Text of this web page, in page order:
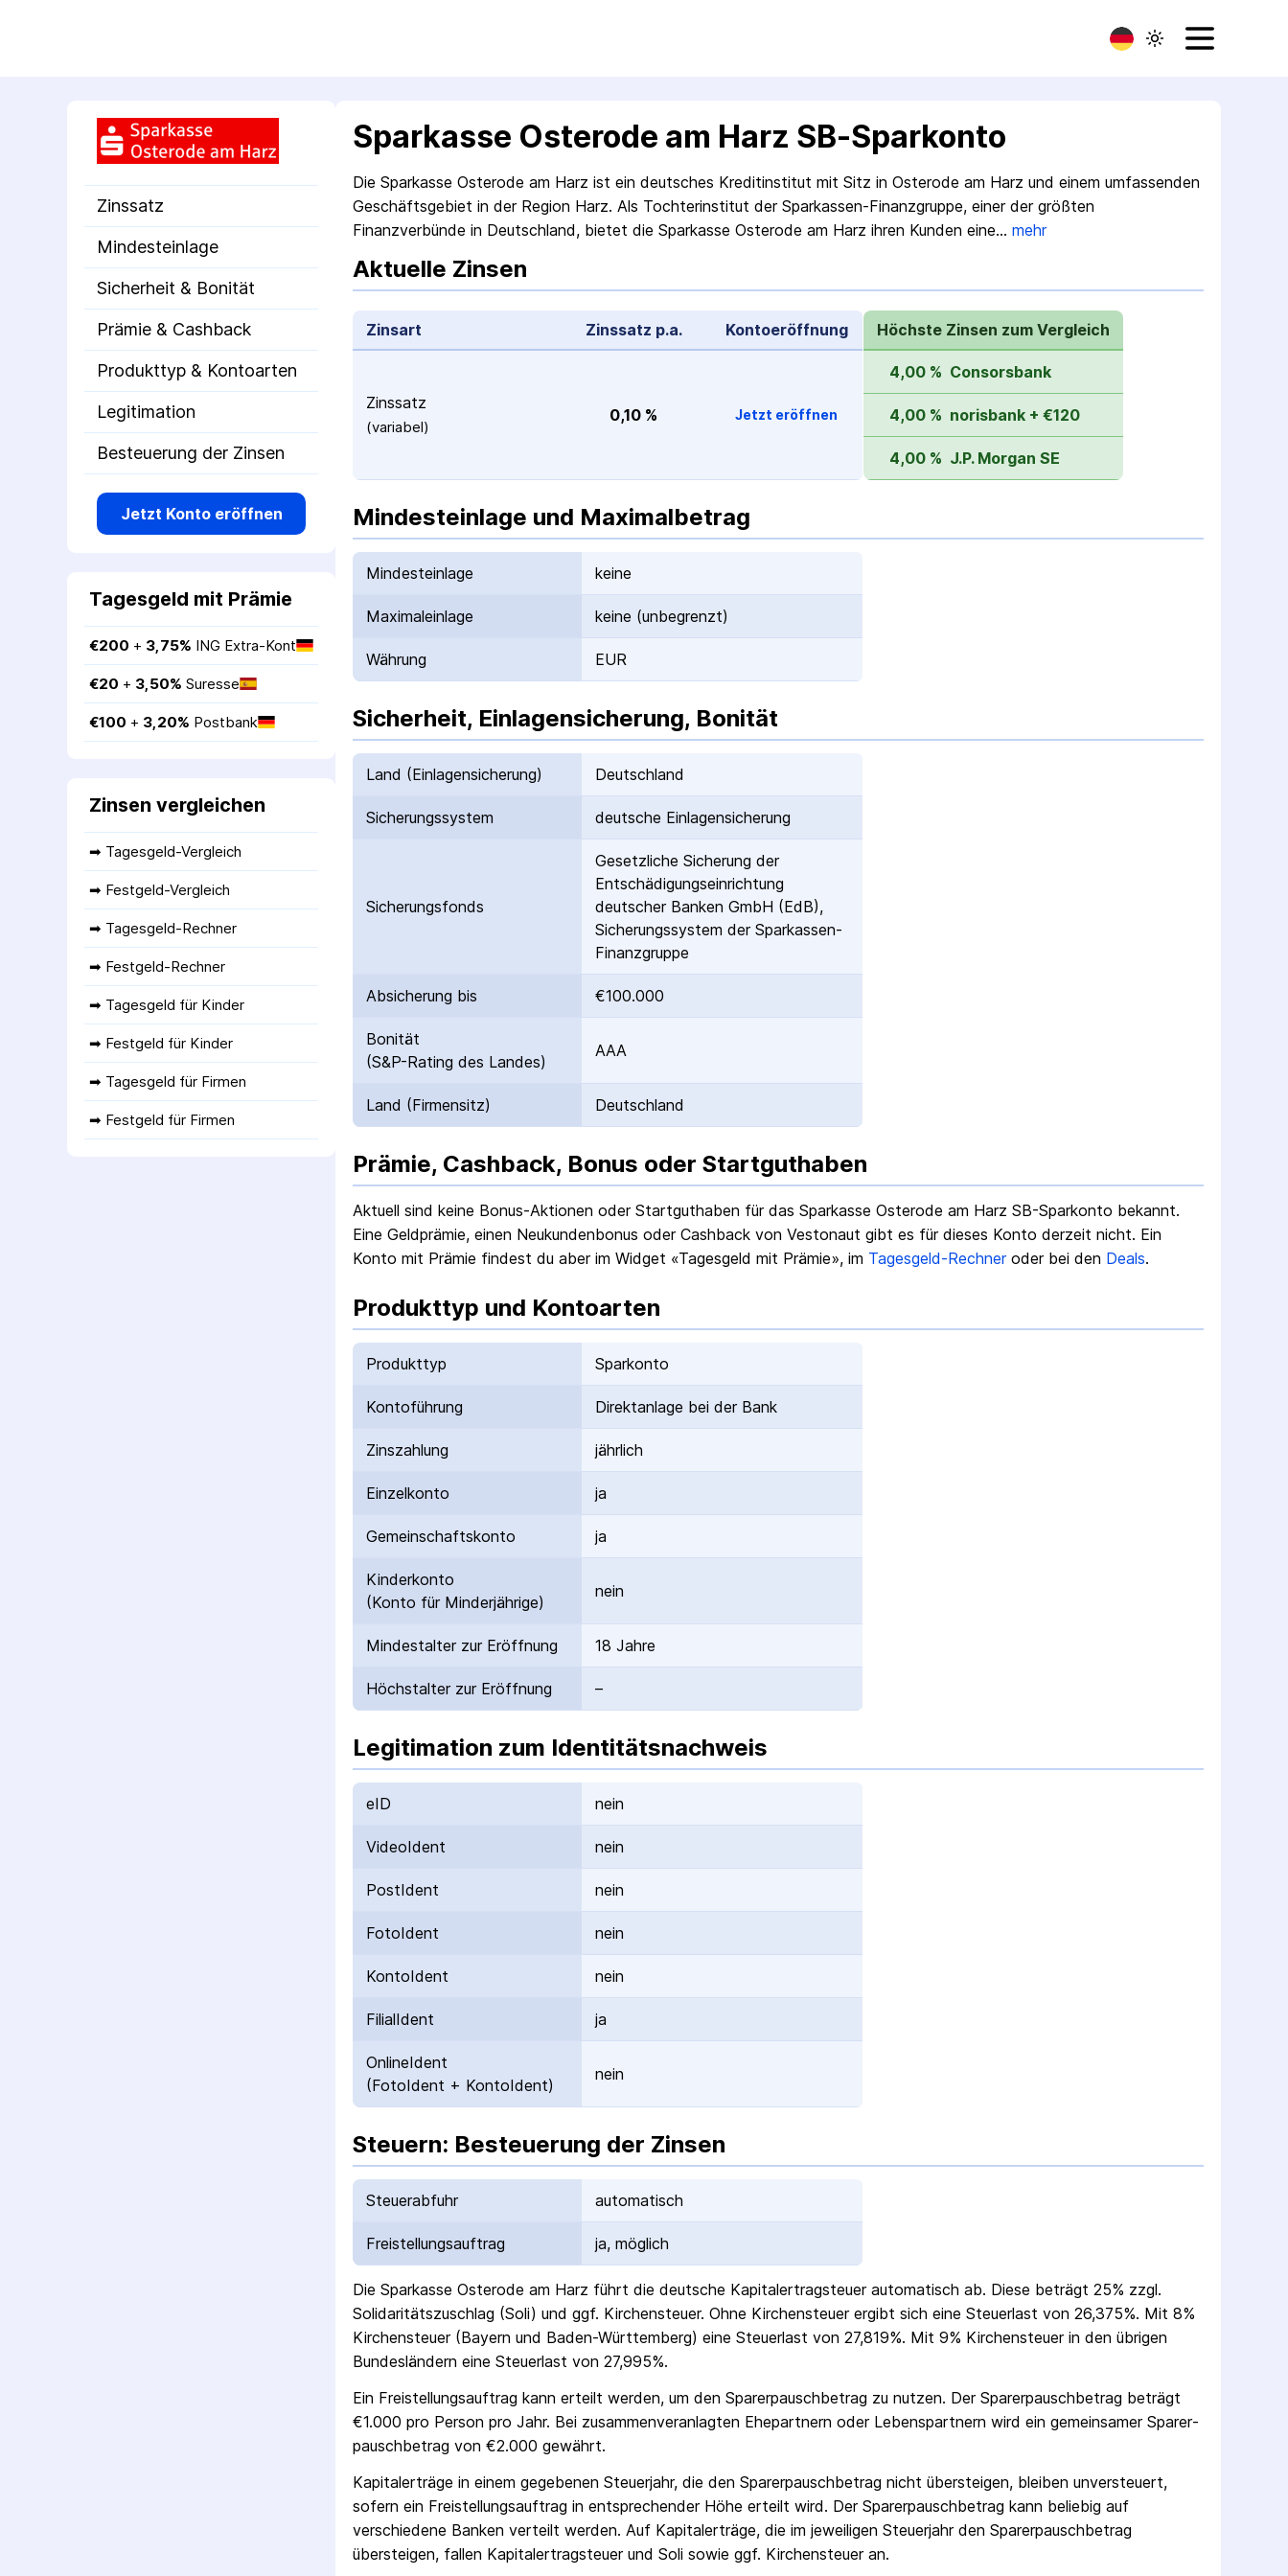
Zinssatz
Mindesteinlage
Sicherheit & Bonität
Prämie & Cashback
Produkttyp & Kontoarten
Legitimation
Besteuerung der Zinsen
Jetzt Konto eröffnen
Tagesgeld mit Prämie
€200 + 3,75% ING Extra-Kont
€20 + 3,50% Suresse
€100 + 3,20% Postbank
Zinsen vergleichen
➡ Tagesgeld-Vergleich
➡ Festgeld-Vergleich
➡ Tagesgeld-Rechner
➡ Festgeld-Rechner
➡ Tagesgeld für Kinder
➡ Festgeld für Kinder
➡ Tagesgeld für Firmen
➡ Festgeld für Firmen
Sparkasse Osterode am Harz SB-Sparkonto
Die Sparkasse Osterode am Harz ist ein deutsches Kreditinstitut mit Sitz in Osterode am Harz und einem umfassenden
Geschäftsgebiet in der Region Harz. Als Tochterinstitut der Sparkassen-Finanzgruppe, einer der größten
Finanzverbünde in Deutschland, bietet die Sparkasse Osterode am Harz ihren Kunden eine… mehr
Aktuelle Zinsen
Zinsart Zinssatz p.a. Konto­eröffnung
Zinssatz
(variabel)
0,10 % Jetzt eröffnen
Höchste Zinsen zum Vergleich
4,00 % Consorsbank
4,00 % norisbank + €120
4,00 % J.P. Morgan SE
Mindesteinlage und Maximalbetrag
Mindesteinlage keine
Maximaleinlage keine (unbegrenzt)
Währung EUR
Sicherheit, Einlagensicherung, Bonität
Land (Einlagen­sicherung) Deutschland
Sicherungs­system deutsche Einlagen­sicherung
Sicherungs­fonds
Gesetzliche Sicherung der
Entschädigungs­einrichtung
deutscher Banken GmbH (EdB),
Sicherungssystem der Sparkassen-
Finanzgruppe
Absicherung bis €100.000
Bonität
(S&P-Rating des Landes)
AAA
Land (Firmensitz) Deutschland
Prämie, Cashback, Bonus oder Startguthaben
Aktuell sind keine Bonus-Aktionen oder Startguthaben für das Sparkasse Osterode am Harz SB-Sparkonto bekannt.
Eine Geldprämie, einen Neukundenbonus oder Cashback von Vestonaut gibt es für dieses Konto derzeit nicht. Ein
Konto mit Prämie findest du aber im Widget «Tagesgeld mit Prämie», im Tagesgeld-Rechneroder bei den Deals.
Produkttyp und Kontoarten
Produkttyp Sparkonto
Kontoführung Direktanlage bei der Bank
Zinszahlung jährlich
Einzelkonto ja
Gemeinschafts­konto ja
Kinderkonto
(Konto für Minderjährige)
nein
Mindestalter zur Eröffnung 18 Jahre
Höchstalter zur Eröffnung –
Legitimation zum Identitätsnachweis
eID nein
VideoIdent nein
PostIdent nein
FotoIdent nein
KontoIdent nein
FilialIdent ja
OnlineIdent
(FotoIdent + KontoIdent)
nein
Steuern: Besteuerung der Zinsen
Steuerabfuhr automatisch
Freistellungs­auftrag ja, möglich
Die Sparkasse Osterode am Harz führt die deutsche Kapital­ertrag­steuer automatisch ab. Diese beträgt 25% zzgl.
Solidaritäts­zuschlag (Soli) und ggf. Kirchensteuer. Ohne Kirchensteuer ergibt sich eine Steuerlast von 26,375%. Mit 8%
Kirchensteuer (Bayern und Baden-Württemberg) eine Steuerlast von 27,819%. Mit 9% Kirchensteuer in den übrigen
Bundesländern eine Steuerlast von 27,995%.
Ein Freistellungs­auftrag kann erteilt werden, um den Sparer­pausch­betrag zu nutzen. Der Sparer­pausch­betrag beträgt
€1.000 pro Person pro Jahr. Bei zusammenveranlagten Ehepartnern oder Lebenspartnern wird ein gemeinsamer Sparer­
pausch­betrag von €2.000 gewährt.
Kapitalerträge in einem gegebenen Steuerjahr, die den Sparer­pausch­betrag nicht übersteigen, bleiben unversteuert,
sofern ein Freistellungs­auftrag in entsprechender Höhe erteilt wird. Der Sparer­pausch­betrag kann beliebig auf
verschiedene Banken verteilt werden. Auf Kapitalerträge, die im jeweiligen Steuerjahr den Sparer­pausch­betrag
übersteigen, fallen Kapital­ertrag­steuer und Soli sowie ggf. Kirchensteuer an.